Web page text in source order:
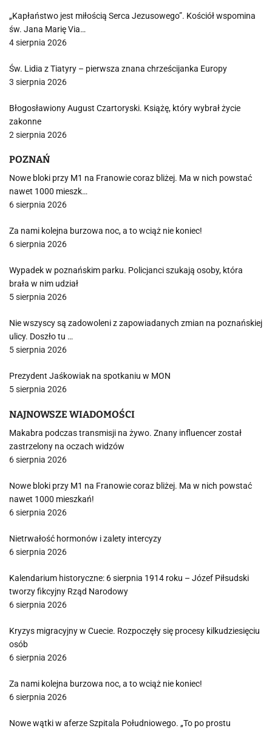
„Kapłaństwo jest miłością Serca Jezusowego”. Kościół wspomina
św. Jana Marię Via…
4 sierpnia 2026
Św. Lidia z Tiatyry – pierwsza znana chrześcijanka Europy
3 sierpnia 2026
Błogosławiony August Czartoryski. Książę, który wybrał życie
zakonne
2 sierpnia 2026
POZNAŃ
Nowe bloki przy M1 na Franowie coraz bliżej. Ma w nich powstać
nawet 1000 mieszk…
6 sierpnia 2026
Za nami kolejna burzowa noc, a to wciąż nie koniec!
6 sierpnia 2026
Wypadek w poznańskim parku. Policjanci szukają osoby, która
brała w nim udział
5 sierpnia 2026
Nie wszyscy są zadowoleni z zapowiadanych zmian na poznańskiej
ulicy. Doszło tu …
5 sierpnia 2026
Prezydent Jaśkowiak na spotkaniu w MON
5 sierpnia 2026
NAJNOWSZE WIADOMOŚCI
Makabra podczas transmisji na żywo. Znany influencer został
zastrzelony na oczach widzów
6 sierpnia 2026
Nowe bloki przy M1 na Franowie coraz bliżej. Ma w nich powstać
nawet 1000 mieszkań!
6 sierpnia 2026
Nietrwałość hormonów i zalety intercyzy
6 sierpnia 2026
Kalendarium historyczne: 6 sierpnia 1914 roku – Józef Piłsudski
tworzy fikcyjny Rząd Narodowy
6 sierpnia 2026
Kryzys migracyjny w Cuecie. Rozpoczęły się procesy kilkudziesięciu
osób
6 sierpnia 2026
Za nami kolejna burzowa noc, a to wciąż nie koniec!
6 sierpnia 2026
Nowe wątki w aferze Szpitala Południowego. „To po prostu